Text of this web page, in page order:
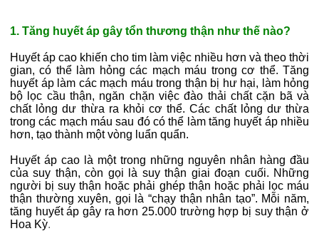
1. Tăng huyết áp gây tổn thương thận như thế nào?
Huyết áp cao khiến cho tim làm việc nhiều hơn và theo thời
gian, có thể làm hỏng các mạch máu trong cơ thể. Tăng
huyết áp làm các mạch máu trong thận bị hư hại, làm hỏng
bộ lọc cầu thận, ngăn chặn việc đào thải chất cặn bã và
chất lỏng dư thừa ra khỏi cơ thể. Các chất lỏng dư thừa
trong các mạch máu sau đó có thể làm tăng huyết áp nhiều
hơn, tạo thành một vòng luẩn quẩn.
Huyết áp cao là một trong những nguyên nhân hàng đầu
của suy thận, còn gọi là suy thận giai đoạn cuối. Những
người bị suy thận hoặc phải ghép thận hoặc phải lọc máu
thận thường xuyên, gọi là “chạy thận nhân tạo”. Mỗi năm,
tăng huyết áp gây ra hơn 25.000 trường hợp bị suy thận ở
Hoa Kỳ.